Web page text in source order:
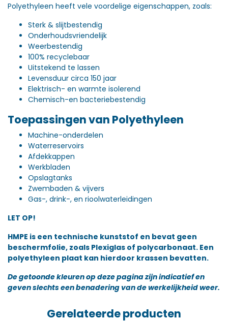
Polyethyleen heeft vele voordelige eigenschappen, zoals:
Sterk & slijtbestendig
Onderhoudsvriendelijk
Weerbestendig
100% recyclebaar
Uitstekend te lassen
Levensduur circa 150 jaar
Elektrisch- en warmte isolerend
Chemisch-en bacteriebestendig
Toepassingen van Polyethyleen
Machine-onderdelen
Waterreservoirs
Afdekkappen
Werkbladen
Opslagtanks
Zwembaden & vijvers
Gas-, drink-, en rioolwaterleidingen
LET OP!
HMPE is een technische kunststof en bevat geen
beschermfolie, zoals Plexiglas of polycarbonaat. Een
polyethyleen plaat kan hierdoor krassen bevatten.
De getoonde kleuren op deze pagina zijn indicatief en
geven slechts een benadering van de werkelijkheid weer.
Gerelateerde producten